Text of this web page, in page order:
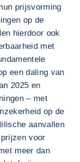
prijsvorming
op de
hierdoor ook
met
een daling van
2025 en
– met
op de
aanvallen
voor
meer dan